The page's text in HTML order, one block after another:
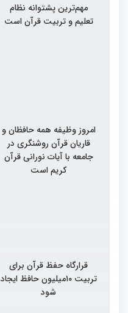
مهم‌ترین پشتوانه نظام
تعلیم و تربیت قرآن است
امروز وظیفه همه حافظان و
قاریان قرآن روشنگری در
جامعه با آیات نورانی قرآن
کریم است
قرارگاه حفظ قرآن برای
تربیت ۱۰میلیون حافظ ایجاد
شود